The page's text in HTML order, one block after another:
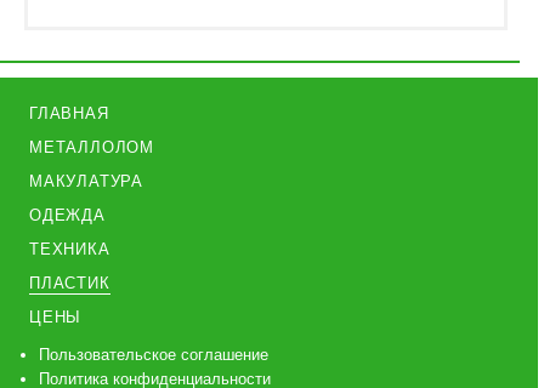
ГЛАВНАЯ
МЕТАЛЛОЛОМ
МАКУЛАТУРА
ОДЕЖДА
ТЕХНИКА
ПЛАСТИК
ЦЕНЫ
Пользовательское соглашение
Политика конфиденциальности